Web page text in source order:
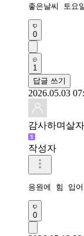
좋은날씨 토요
0
1
답글 쓰기
2026.05.03
감사하며살자
작성자
응원에 힘 입
0